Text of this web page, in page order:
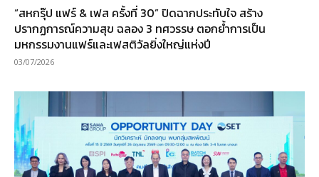
“สหกรุ๊ป แฟร์ & เฟส ครั้งที่ 30” ปิดฉากประทับใจ สร้าง
ปรากฏการณ์ความสุข ฉลอง 3 ทศวรรษ ตอกย้ำการเป็น
มหกรรมงานแฟร์และเฟสติวัลยิ่งใหญ่แห่งปี
03/07/2026